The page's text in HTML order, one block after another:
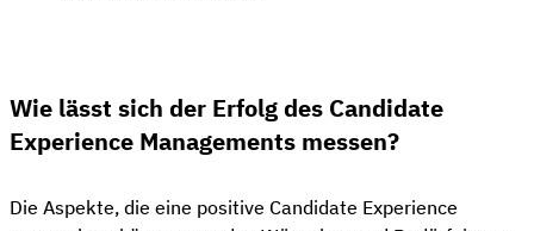
Wie lässt sich der Erfolg des Candidate
Experience Managements messen?
Die Aspekte, die eine positive Candidate Experience